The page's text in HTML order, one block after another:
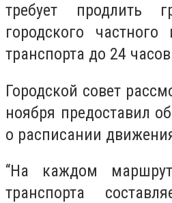
требует продлить
городского
транспорта до 24
Городской совет
ноября предоставил
о расписании
“На каждом
транспорта